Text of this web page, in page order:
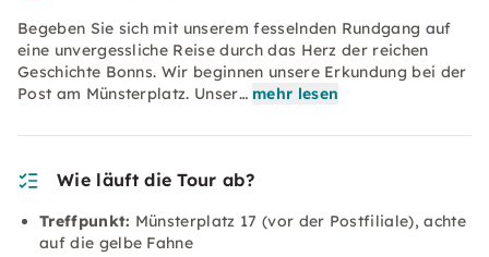
Begeben Sie sich mit unserem fesselnden Rundgang auf
eine unvergessliche Reise durch das Herz der reichen
Geschichte Bonns. Wir beginnen unsere Erkundung bei der
Post am Münsterplatz. Unser… mehr lesen
Wie läuft die Tour ab?
Treffpunkt: Münsterplatz 17 (vor der Postfiliale), achte
auf die gelbe Fahne